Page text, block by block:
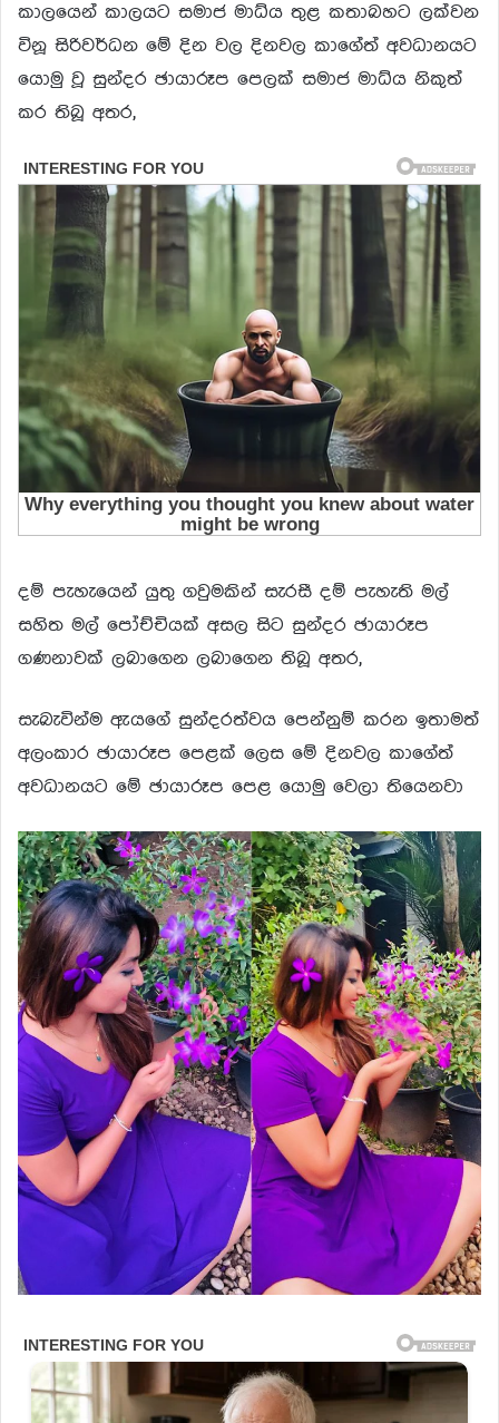
කාලයෙන් කාලයට සමාජ මාධ්ය තුළ කතාබහට ලක්වන
විනූ සිරිවර්ධන මේ දින වල දිනවල කාගේත් අවධානයට
යොමු වූ සුන්දර ඡායාරූප පෙලක් සමාජ මාධ්ය නිකුත්
කර තිබූ අතර,
දම් පැහැයෙන් යුතු ගවුමකින් සැරසී දම් පැහැති මල්
සහිත මල් පෝච්චියක් අසල සිට සුන්දර ඡායාරූප
ගණනාවක් ලබාගෙන ලබාගෙන තිබූ අතර,
සැබැවින්ම ඇයගේ සුන්දරත්වය පෙන්නුම් කරන ඉතාමත්
අලංකාර ඡායාරූප පෙළක් ලෙස මේ දිනවල කාගේත්
අවධානයට මේ ඡායාරූප පෙළ යොමු වෙලා තියෙනවා